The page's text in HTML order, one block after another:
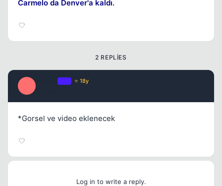
Carmelo da Denver'a kaldı.
2 REPLIES
⭐ 18y
*Gorsel ve video eklenecek
Log in to write a reply.